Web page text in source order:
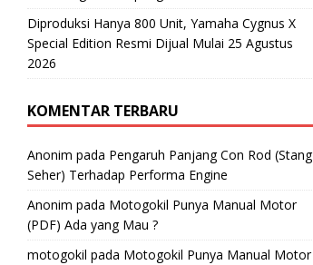
Diproduksi Hanya 800 Unit, Yamaha Cygnus X
Special Edition Resmi Dijual Mulai 25 Agustus
2026
KOMENTAR TERBARU
Anonim pada Pengaruh Panjang Con Rod (Stang
Seher) Terhadap Performa Engine
Anonim pada Motogokil Punya Manual Motor
(PDF) Ada yang Mau ?
motogokil pada Motogokil Punya Manual Motor